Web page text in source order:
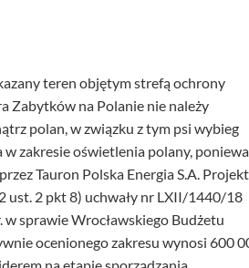
teren objętym strefą ochrony
Zabytków na Polanie nie należy
polan, w związku z tym psi wybieg
zakresie oświetlenia polany,
Tauron Polska Energia S.A.
ust. 2 pkt 8) uchwały nr LXII/1440/18
sprawie Wrocławskiego Budżetu
ocenionego zakresu wynosi 600